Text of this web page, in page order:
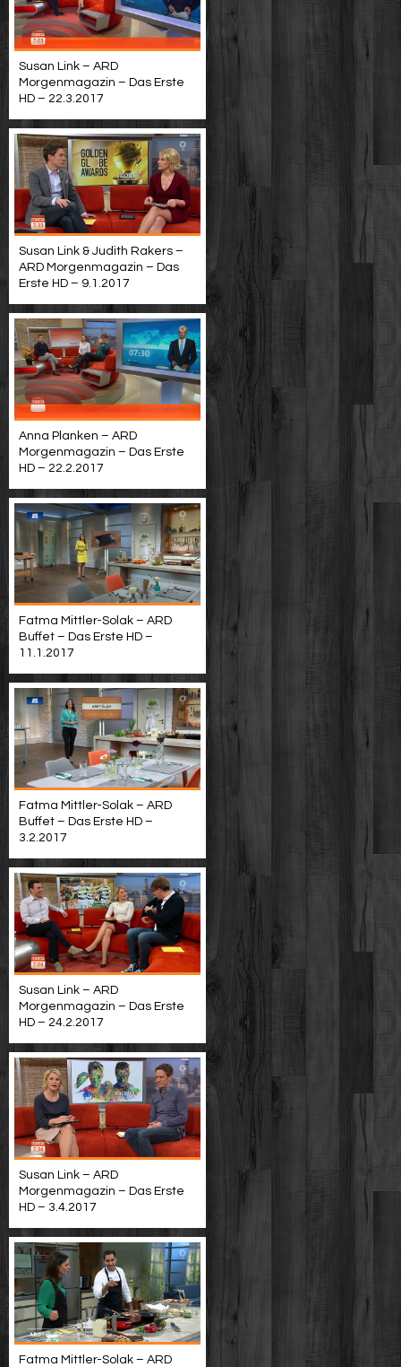
Susan Link – ARD
Morgenmagazin – Das Erste
HD – 22.3.2017
Susan Link & Judith Rakers –
ARD Morgenmagazin – Das
Erste HD – 9.1.2017
Anna Planken – ARD
Morgenmagazin – Das Erste
HD – 22.2.2017
Fatma Mittler-Solak – ARD
Buffet – Das Erste HD –
11.1.2017
Fatma Mittler-Solak – ARD
Buffet – Das Erste HD –
3.2.2017
Susan Link – ARD
Morgenmagazin – Das Erste
HD – 24.2.2017
Susan Link – ARD
Morgenmagazin – Das Erste
HD – 3.4.2017
Fatma Mittler-Solak – ARD